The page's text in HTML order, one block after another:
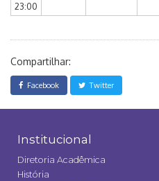
23:00
Compartilhar:
Facebook Twitter
Institucional
Diretoria Acadêmica
História